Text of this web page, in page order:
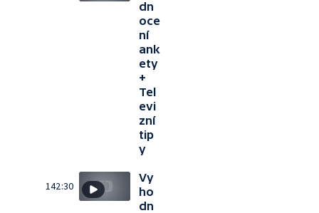
dn
oce
ní
ank
ety
+
Tel
evi
zní
tip
y
142:30
Vy
ho
dn